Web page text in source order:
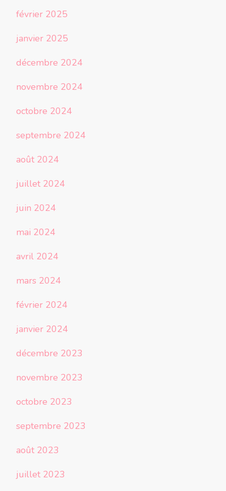
février 2025
janvier 2025
décembre 2024
novembre 2024
octobre 2024
septembre 2024
août 2024
juillet 2024
juin 2024
mai 2024
avril 2024
mars 2024
février 2024
janvier 2024
décembre 2023
novembre 2023
octobre 2023
septembre 2023
août 2023
juillet 2023